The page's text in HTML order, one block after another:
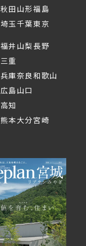
秋田山形福島
埼玉千葉東京
福井山梨長野
三重
兵庫奈良和歌山
広島山口
高知
熊本大分宮崎